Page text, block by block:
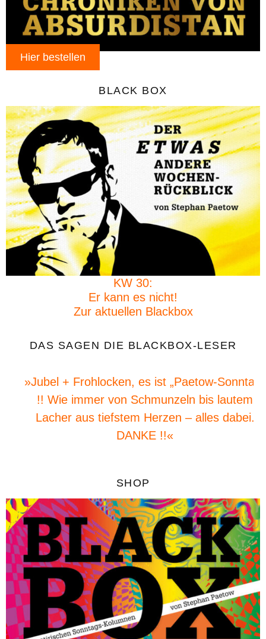
Hier bestellen
BLACK BOX
KW 30:
Er kann es nicht!
Zur aktuellen Blackbox
DAS SAGEN DIE BLACKBOX-LESER
»Jubel + Frohlocken, es ist „Paetow-Sonntag“
!! Wie immer von Schmunzeln bis lautem
Lacher aus tiefstem Herzen – alles dabei.
DANKE !!«
SHOP